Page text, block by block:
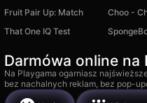
Fruit Pair Up: Match
Choo -
That One IQ Test
Darmówa online na
Na Playgama ogarniasz
bez nachalnych reklam, bez pop-